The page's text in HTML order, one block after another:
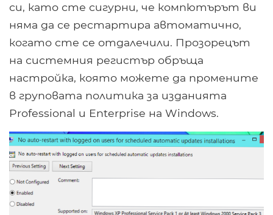
си, като сте сигурни, че компютърът ви
няма да се рестартира автоматично,
когато сте се отдалечили. Прозорецът
на системния регистър обръща
настройка, която можете да промените
в груповата политика за изданията
Professional и Enterprise на Windows.